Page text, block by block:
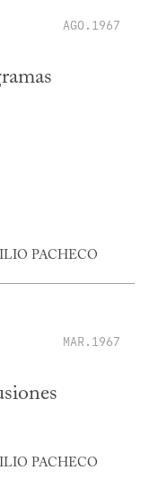
AGO.1967
PACHECO
MAR.1967
PACHECO